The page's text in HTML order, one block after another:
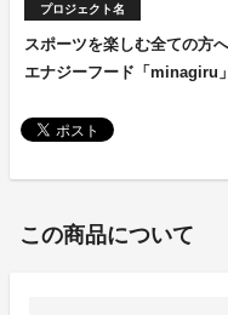
プロジェクト名
スポーツを楽しむ全ての方
エナジーフード「minagiru」
この商品について